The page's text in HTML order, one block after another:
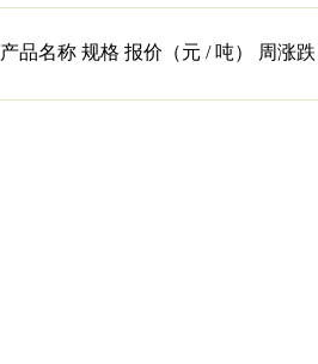
产品名称 规格 报价（元 / 吨） 周涨